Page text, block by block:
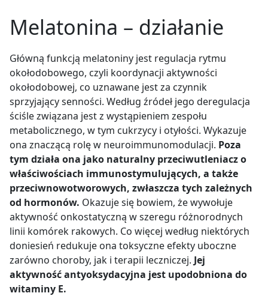
Melatonina – działanie
Główną funkcją melatoniny jest regulacja rytmu
okołodobowego, czyli koordynacji aktywności
okołodobowej, co uznawane jest za czynnik
sprzyjający senności. Według źródeł jego deregulacja
ściśle związana jest z wystąpieniem zespołu
metabolicznego, w tym cukrzycy i otyłości. Wykazuje
ona znaczącą rolę w neuroimmunomodulacji. Poza
tym działa ona jako naturalny przeciwutleniacz o
właściwościach immunostymulujących, a także
przeciwnowotworowych, zwłaszcza tych zależnych
od hormonów. Okazuje się bowiem, że wywołuje
aktywność onkostatyczną w szeregu różnorodnych
linii komórek rakowych. Co więcej według niektórych
doniesień redukuje ona toksyczne efekty uboczne
zarówno choroby, jak i terapii leczniczej. Jej
aktywność antyoksydacyjna jest upodobniona do
witaminy E.